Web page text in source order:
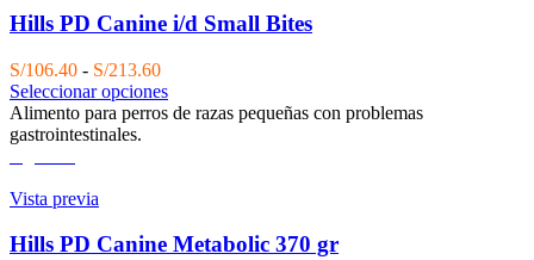
Hills PD Canine i/d Small Bites
S/106.40 - S/213.60Rango
de
precios:
Seleccionar opciones
Alimento para perros de razas pequeñas con problemas
gastrointestinales.
Vista previa
Hills PD Canine Metabolic 370 gr